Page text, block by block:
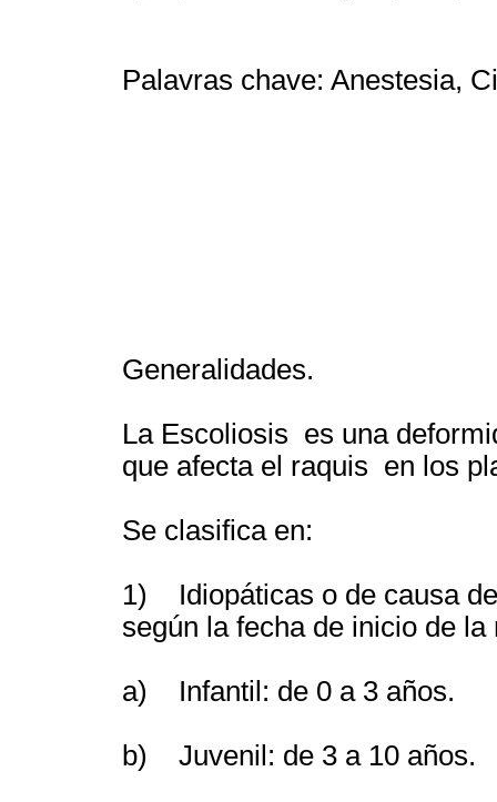
Palavras chave: Anestesia,
Generalidades.
La Escoliosis es una
que afecta el raquis en los
Se clasifica en:
1) Idiopáticas o de causa
según la fecha de inicio de
a) Infantil: de 0 a 3 años.
b) Juvenil: de 3 a 10 años.